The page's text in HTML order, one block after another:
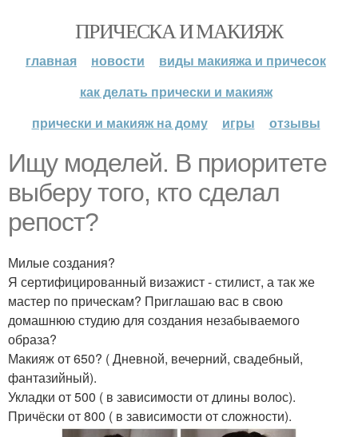
ПРИЧЕСКА И МАКИЯЖ
главная новости
виды макияжа и причесок
как делать прически и макияж
прически и макияж на дому
игры отзывы
Ищу моделей. В приоритете
выберу того, кто сделал
репост?
Милые создания?
Я сертифицированный визажист - стилист, а так же
мастер по прическам? Приглашаю вас в свою
домашнюю студию для создания незабываемого
образа?
Макияж от 650? ( Дневной, вечерний, свадебный,
фантазийный).
Укладки от 500 ( в зависимости от длины волос).
Причёски от 800 ( в зависимости от сложности).